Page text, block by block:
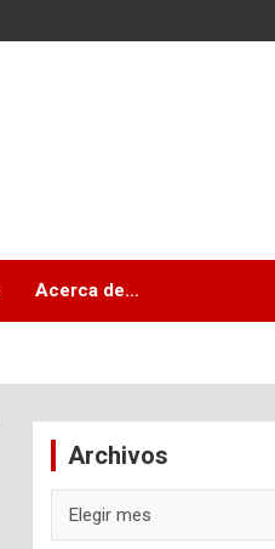
Acerca de…
Archivos